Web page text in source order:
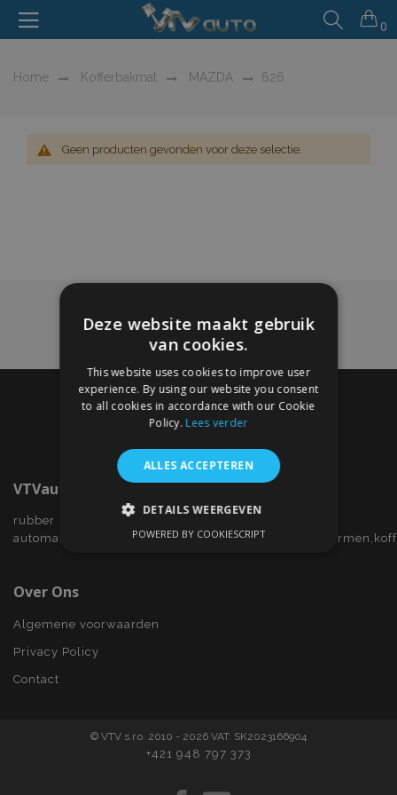
0
Home Kofferbakmat MAZDA 626
Geen producten gevonden voor deze selectie.
VTVauto.nl
rubber
Over Ons
Algemene voorwaarden
Privacy Policy
Contact
© VTV s.r.o. 2010 - 2026 VAT: SK2023166904
+421 948 797 373
Deze website maakt gebruik
van cookies.
This website uses cookies to improve user
experience. By using our website you consent
to all cookies in accordance with our Cookie
Policy. Lees verder
ALLES ACCEPTEREN
DETAILS WEERGEVEN
Strictly necessary cookies allow core website
POWERED BY COOKIESCRIPT